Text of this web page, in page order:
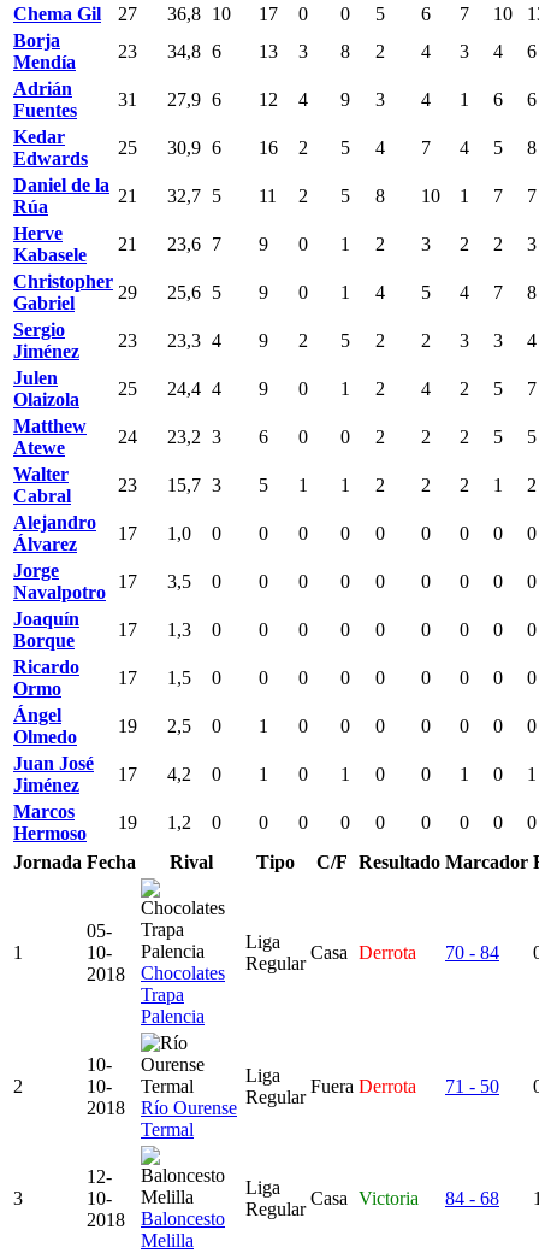
Chema Gil
27 36,8 10 17 0 0 5 6 7 10
Borja
Mendía
23 34,8 6 13 3 8 2 4 3 4
6
Adrián
Fuentes
31 27,9 6 12 4 9 3 4 1 6
6
Kedar
Edwards
25 30,9 6 16 2 5 4 7 4 5
8
Daniel de la
Rúa
21 32,7 5 11 2 5 8 10 1 7
7
Herve
Kabasele
21 23,6 7 9 0 1 2 3 2 2
3
Christopher
Gabriel
29 25,6 5 9 0 1 4 5 4 7
8
Sergio
Jiménez
23 23,3 4 9 2 5 2 2 3 3
4
Julen
Olaizola
25 24,4 4 9 0 1 2 4 2 5
7
Matthew
Atewe
24 23,2 3 6 0 0 2 2 2 5
5
Walter
Cabral
23 15,7 3 5 1 1 2 2 2 1
2
Alejandro
Álvarez
17 1,0 0 0 0 0 0 0 0 0
0
Jorge
Navalpotro
17 3,5 0 0 0 0 0 0 0 0
0
Joaquín
Borque
17 1,3 0 0 0 0 0 0 0 0
0
Ricardo
Ormo
17 1,5 0 0 0 0 0 0 0 0
0
Ángel
Olmedo
19 2,5 0 1 0 0 0 0 0 0
0
Juan José
Jiménez
17 4,2 0 1 0 1 0 0 1 0
1
Marcos
Hermoso
19 1,2 0 0 0 0 0 0 0 0
0
Jornada Fecha Rival Tipo C/F Resultado Marcador
1
05-
10-
2018
Chocolates
Trapa
Palencia
Liga
Regular
Casa Derrota 70 - 84
2
10-
10-
2018
Río Ourense
Termal
Liga
Regular
Fuera Derrota 71 - 50
3
12-
10-
2018
Baloncesto
Melilla
Liga
Regular
Casa Victoria 84 - 68